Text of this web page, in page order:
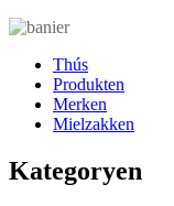
Thús
Produkten
Merken
Mielzakken
Kategoryen